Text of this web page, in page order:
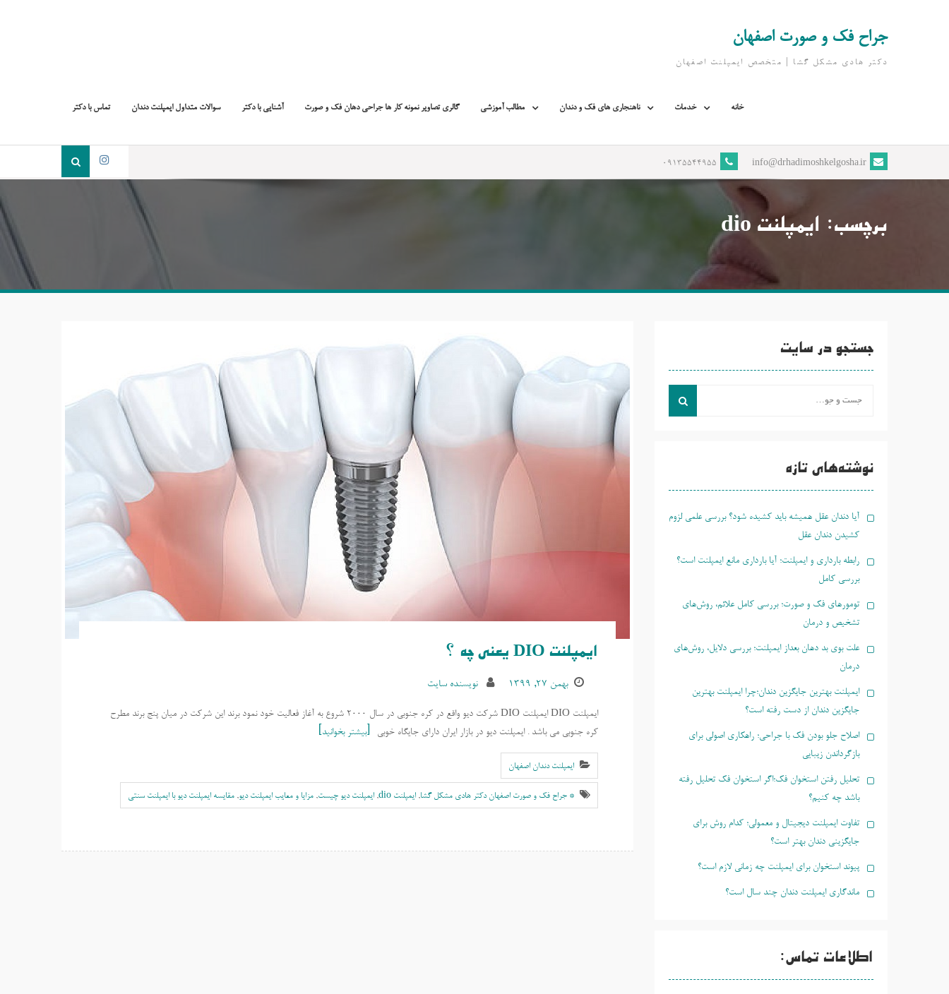
جراح فک و صورت اصفهان
دکتر هادی مشکل گشا | متخصص ايمپلنت اصفهان
خانه خدمات ناهنجاری های فک و دندان مطالب آموزشی گالری تصاویر نمونه کار ها جراحی دهان فک و صورت آشنایی با دکتر سوالات متداول ایمپلنت دندان تماس با دکتر
info@drhadimoshkelgosha.ir
09135544955
برچسب: ایمپلنت dio
ایمپلنت DIO یعنی چه ؟
بهمن ۲۷, ۱۳۹۹ نویسنده سایت
ایمپلنت DIO ایمپلنت DIO شرکت دیو واقع در کره جنوبی در سال 2000 شروع به آغاز فعالیت خود نمود برند این شرکت در میان پنج برند مطرح
کره جنوبی می باشد . ایمپلنت دیو در بازار ایران دارای جایگاه خوبی
بیشتر بخوانید
ایمپلنت دندان اصفهان
* جراح فک و صورت اصفهان دکتر هادی مشکل گشا, ایمپلنت dio , ایمپلنت دیو چیست, مزایا و معایب ایمپلنت دیو, مقایسه ایمپلنت دیو با ایمپلنت سنتی
جستجو در سایت
نوشته‌های تازه
آیا دندان عقل همیشه باید کشیده شود؟ بررسی علمی لزوم
کشیدن دندان عقل
رابطه بارداری و ایمپلنت؛ آیا بارداری مانع ایمپلنت است؟
بررسی کامل
تومورهای فک و صورت؛ بررسی کامل علائم، روش‌های
تشخیص و درمان
علت بوی بد دهان بعداز ایمپلنت؛ بررسی دلایل، روش‌های
درمان
ایمپلنت بهترین جایگزین دندان؛چرا ایمپلنت بهترین
جایگزین دندان از دست رفته است؟
اصلاح جلو بودن فک با جراحی؛ راهکاری اصولی برای
بازگرداندن زیبایی
تحلیل رفتن استخوان فک؛اگر استخوان فک تحلیل رفته
باشد چه کنیم؟
تفاوت ایمپلنت دیجیتال و معمولی؛ کدام روش برای
جایگزینی دندان بهتر است؟
پیوند استخوان برای ایمپلنت چه زمانی لازم است؟
ماندگاری ایمپلنت دندان چند سال است؟
اطلاعات تماس: